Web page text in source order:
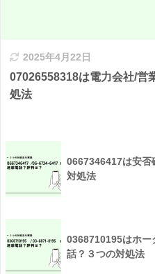
2025年4月22日
07026558318は電力会社/営
処法
0667346417は安否
対処法
0368710195はホー
話？３つの対処法